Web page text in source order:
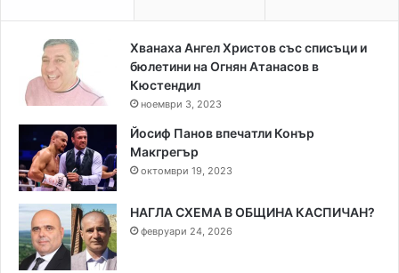
Хванаха Ангел Христов със списъци и
бюлетини на Огнян Атанасов в
Кюстендил
ноември 3, 2023
Йосиф Панов впечатли Конър
Макгрегър
октомври 19, 2023
НАГЛА СХЕМА В ОБЩИНА КАСПИЧАН?
февруари 24, 2026